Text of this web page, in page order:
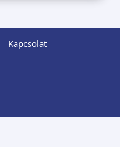
Kapcsolat